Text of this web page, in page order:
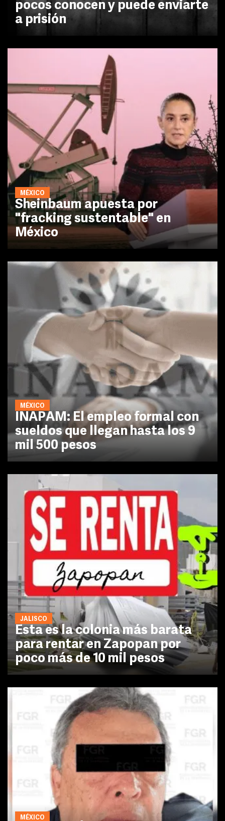
pocos conocen y puede enviarte
a prisión
MÉXICO
Sheinbaum apuesta por
"fracking sustentable" en
México
MÉXICO
INAPAM: El empleo formal con
sueldos que llegan hasta los 9
mil 500 pesos
JALISCO
Esta es la colonia más barata
para rentar en Zapopan por
poco más de 10 mil pesos
MÉXICO